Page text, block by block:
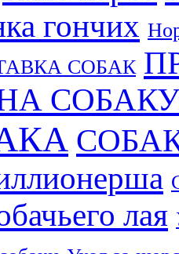
гончих
СОБАК
лая